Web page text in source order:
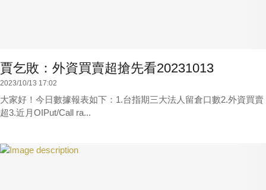
賈乞敗：外資買賣超搶先看20231013
2023/10/13 17:02
大家好！今日數據報表如下：1.台指期三大法人留倉口數2.外資買賣
超3.近月OIPut/Call ra...